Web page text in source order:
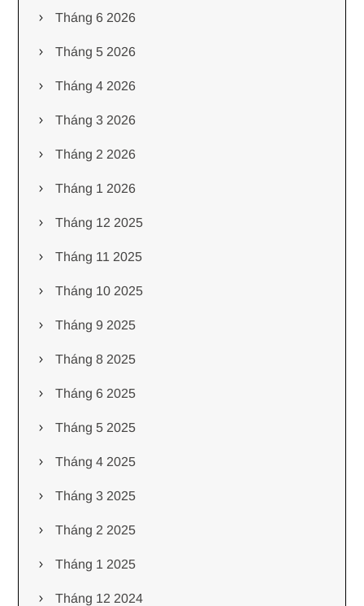
Tháng 6 2026
Tháng 5 2026
Tháng 4 2026
Tháng 3 2026
Tháng 2 2026
Tháng 1 2026
Tháng 12 2025
Tháng 11 2025
Tháng 10 2025
Tháng 9 2025
Tháng 8 2025
Tháng 6 2025
Tháng 5 2025
Tháng 4 2025
Tháng 3 2025
Tháng 2 2025
Tháng 1 2025
Tháng 12 2024